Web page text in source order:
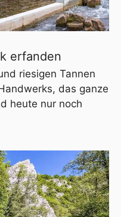
erfanden
riesigen Tannen
das ganze
heute nur noch